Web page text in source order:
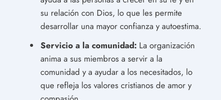
su relación con Dios, lo que les permite
desarrollar una mayor confianza y autoestima.
Servicio a la comunidad: La organización
anima a sus miembros a servir a la
comunidad y a ayudar a los necesitados, lo
que refleja los valores cristianos de amor y